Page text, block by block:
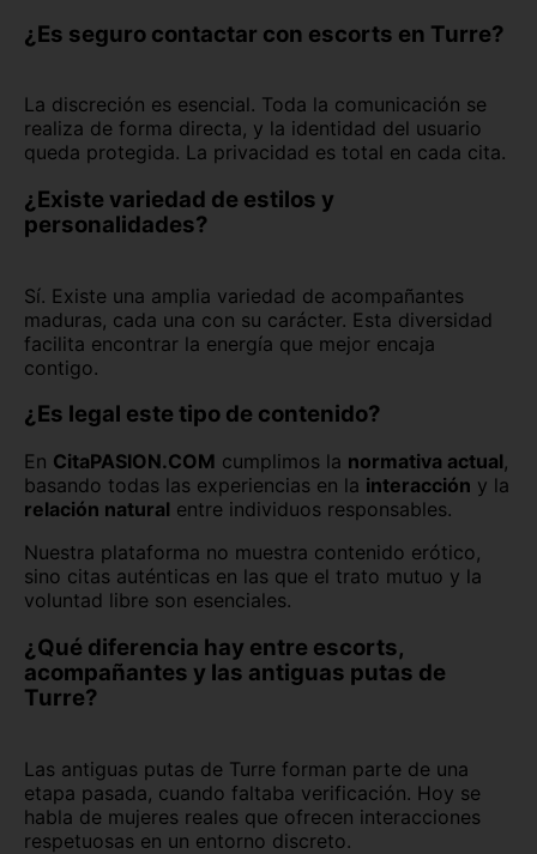
¿Es seguro contactar con escorts en Turre?
La discreción es esencial. Toda la comunicación se
realiza de forma directa, y la identidad del usuario
queda protegida. La privacidad es total en cada cita.
¿Existe variedad de estilos y
personalidades?
Sí. Existe una amplia variedad de acompañantes
maduras, cada una con su carácter. Esta diversidad
facilita encontrar la energía que mejor encaja
contigo.
¿Es legal este tipo de contenido?
En CitaPASION.COM cumplimos la normativa actual,
basando todas las experiencias en la interacción y la
relación natural entre individuos responsables.
Nuestra plataforma no muestra contenido erótico,
sino citas auténticas en las que el trato mutuo y la
voluntad libre son esenciales.
¿Qué diferencia hay entre escorts,
acompañantes y las antiguas putas de
Turre?
Las antiguas putas de Turre forman parte de una
etapa pasada, cuando faltaba verificación. Hoy se
habla de mujeres reales que ofrecen interacciones
respetuosas en un entorno discreto.